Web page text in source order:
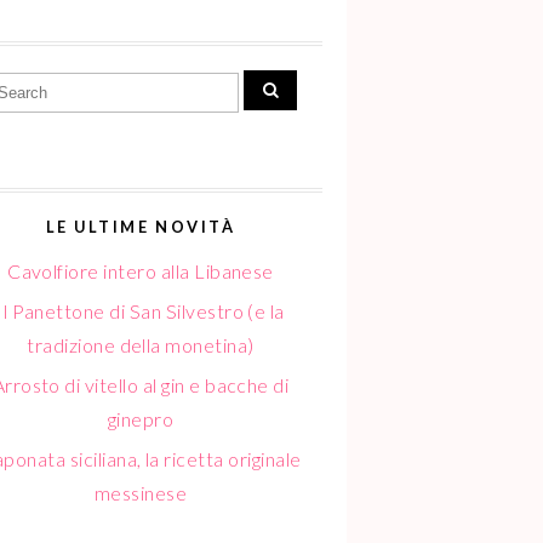
LE ULTIME NOVITÀ
Cavolfiore intero alla Libanese
Panettone di San Silvestro (e la
tradizione della monetina)
di vitello al gin e bacche di
ginepro
siciliana, la ricetta originale
messinese